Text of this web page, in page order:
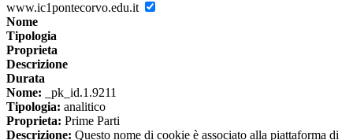
www.ic1pontecorvo.edu.it
Nome
Tipologia
Proprieta
Descrizione
Durata
Nome: _pk_id.1.9211
Tipologia: analitico
Proprieta: Prime Parti
Descrizione: Questo nome di cookie è associato alla piattaforma di